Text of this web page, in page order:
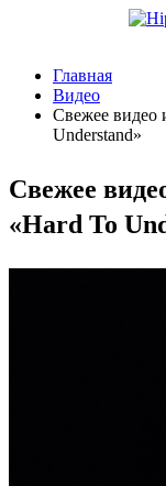
Главная
Видео
Свежее видео
Understand»
Свежее
«Hard To